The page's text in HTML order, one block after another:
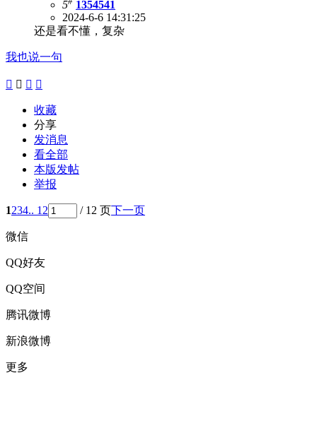
5
1354541
2024-6-6 14:31:25
还是看不懂，复杂
我也说一句
   
收藏
分享
发消息
看全部
本版发帖
举报
1234.. 12 / 12 页下一页
微信
QQ好友
QQ空间
腾讯微博
新浪微博
更多